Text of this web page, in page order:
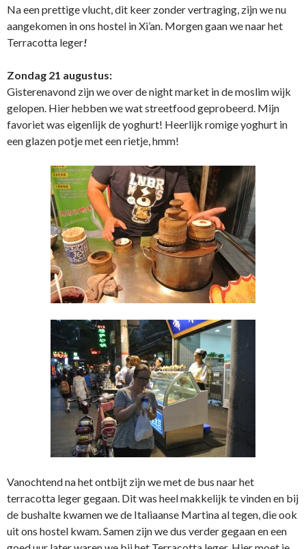
Na een prettige vlucht, dit keer zonder vertraging, zijn we nu
aangekomen in ons hostel in Xi’an. Morgen gaan we naar het
Terracotta leger!
Zondag 21 augustus:
Gisterenavond zijn we over de night market in de moslim wijk
gelopen. Hier hebben we wat streetfood geprobeerd. Mijn
favoriet was eigenlijk de yoghurt! Heerlijk romige yoghurt in
een glazen potje met een rietje, hmm!
Vanochtend na het ontbijt zijn we met de bus naar het
terracotta leger gegaan. Dit was heel makkelijk te vinden en bij
de bushalte kwamen we de Italiaanse Martina al tegen, die ook
uit ons hostel kwam. Samen zijn we dus verder gegaan en een